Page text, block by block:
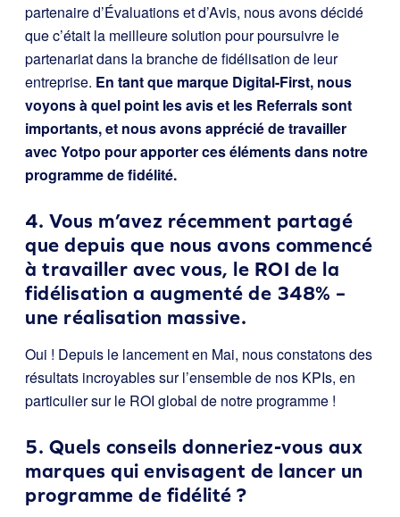
partenaire d’Évaluations et d’Avis, nous avons décidé
que c’était la meilleure solution pour poursuivre le
partenariat dans la branche de fidélisation de leur
entreprise. En tant que marque Digital-First, nous
voyons à quel point les avis et les Referrals sont
importants, et nous avons apprécié de travailler
avec Yotpo pour apporter ces éléments dans notre
programme de fidélité.
4. Vous m’avez récemment partagé
que depuis que nous avons commencé
à travailler avec vous, le ROI de la
fidélisation a augmenté de 348% –
une réalisation massive.
Oui ! Depuis le lancement en Mai, nous constatons des
résultats incroyables sur l’ensemble de nos KPIs, en
particulier sur le ROI global de notre programme !
5. Quels conseils donneriez-vous aux
marques qui envisagent de lancer un
programme de fidélité ?